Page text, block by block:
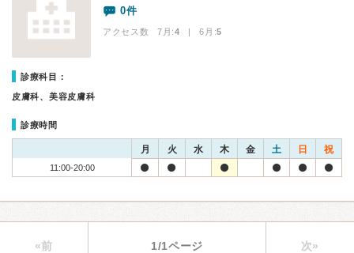
0件
アクセス数 7月:4 | 6月:5
診療科目：
皮膚科、美容皮膚科
診療時間
月 火 水 木 金 土 日 祝
11:00-20:00
«前 1/1ページ 次»